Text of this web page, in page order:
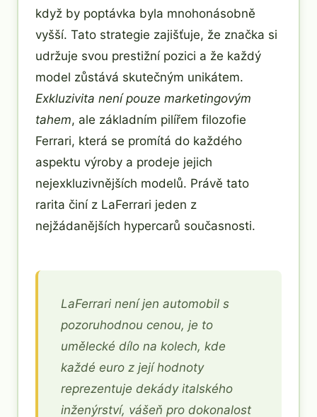
když by poptávka byla mnohonásobně
vyšší. Tato strategie zajišťuje, že značka si
udržuje svou prestižní pozici a že každý
model zůstává skutečným unikátem.
Exkluzivita není pouze marketingovým
tahem, ale základním pilířem filozofie
Ferrari, která se promítá do každého
aspektu výroby a prodeje jejich
nejexkluzivnějších modelů. Právě tato
rarita činí z LaFerrari jeden z
nejžádanějších hypercarů současnosti.
LaFerrari není jen automobil s
pozoruhodnou cenou, je to
umělecké dílo na kolech, kde
každé euro z její hodnoty
reprezentuje dekády italského
inženýrství, vášeň pro dokonalost